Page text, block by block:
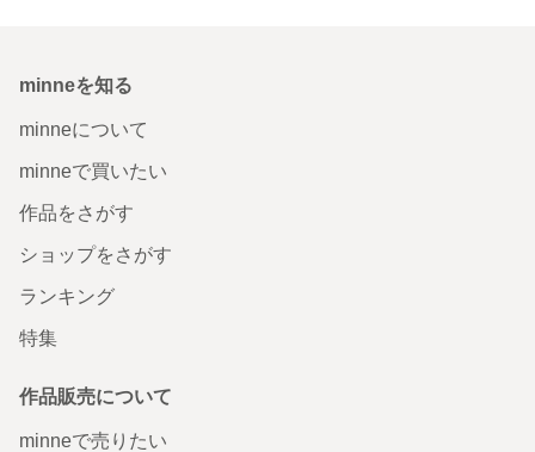
minneを知る
minneについて
minneで買いたい
作品をさがす
ショップをさがす
ランキング
特集
作品販売について
minneで売りたい